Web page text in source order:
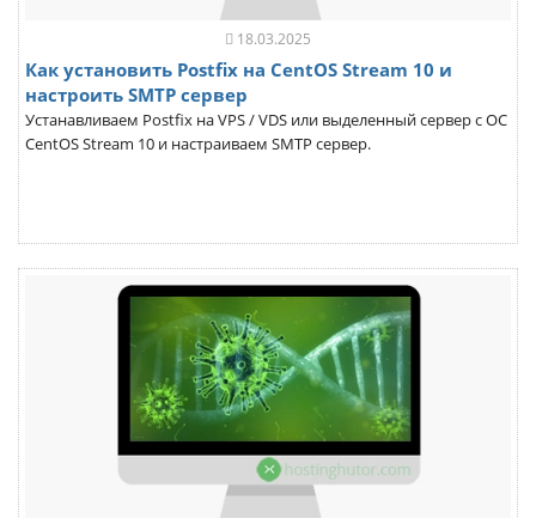
18.03.2025
Как установить Postfix на CentOS Stream 10 и
настроить SMTP сервер
Устанавливаем Postfix на VPS / VDS или выделенный сервер с ОС
CentOS Stream 10 и настраиваем SMTP сервер.